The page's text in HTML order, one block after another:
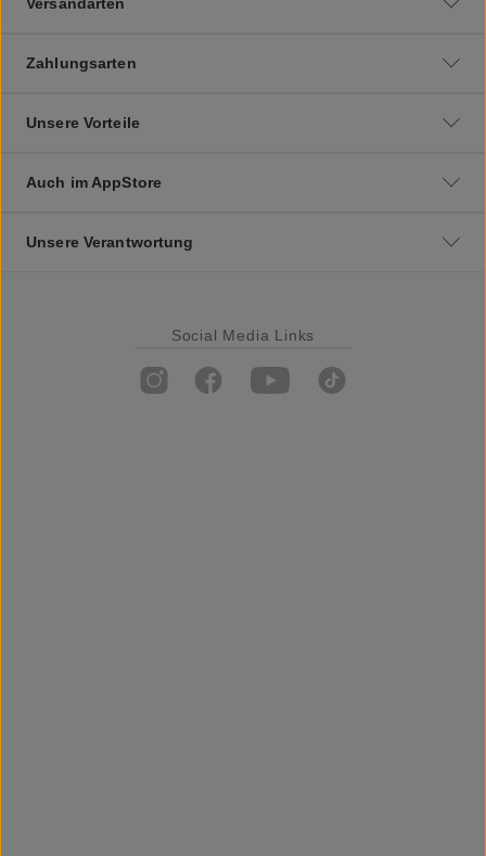
Zahlungsarten
Unsere Vorteile
Auch im AppStore
Unsere Verantwortung
Social Media Links